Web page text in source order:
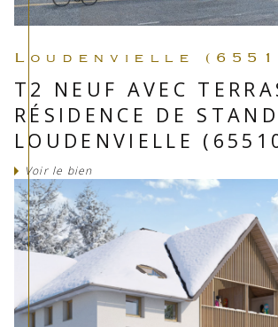
Loudenvielle
T2 NEUF AVEC
RÉSIDENCE DE
LOUDENVIELLE
Voir le bien